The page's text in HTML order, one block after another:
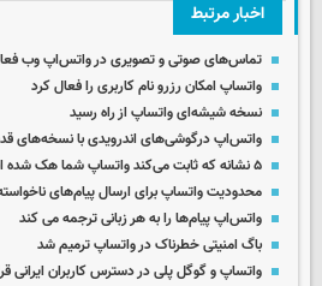
اخبار مرتبط
تماس‌های صوتی و تصویری در واتس‌اپ وب
واتساپ امکان رزرو نام کاربری را فعال کرد
نسخه‌ شیشه‌ای واتساپ از راه رسید
واتس‌اپ درگوشی‌های اندرویدی با نسخه‌های
۵ نشانه که ثابت می‌کند واتساپ شما هک شده است
محدودیت واتساپ برای ارسال پیام‌های
واتس‌اپ پیام‌ها را به هر زبانی ترجمه می کند
باگ امنیتی خطرناک در واتساپ ترمیم شد
واتساپ و گوگل پلی در دسترس کاربران ایرانی